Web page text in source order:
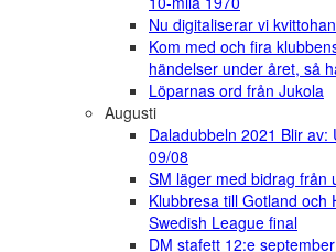
Nu digitaliserar vi
Kom med och fira
händelser under året, så
Löparnas ord från Jukola
Augusti
Daladubbeln 2021 Blir av:
09/08
SM läger med bidrag från
Klubbresa till Gotland och
Swedish League final
DM stafett 12:e september